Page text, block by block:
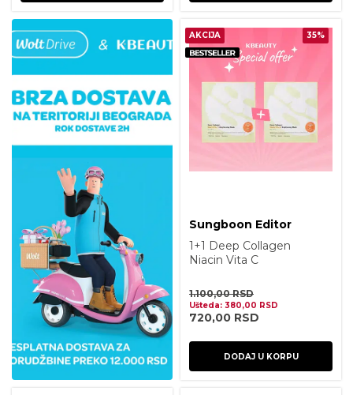
AKCIJA 35%
Sungboon Editor
1+1 Deep Collagen
Niacin Vita C
1kom
1.100,00RSD
Ušteda: 380,00 RSD
720,00 RSD
DODAJ U KORPU